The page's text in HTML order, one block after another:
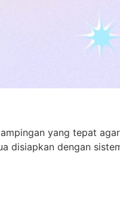
yang tepat
disiapkan dengan